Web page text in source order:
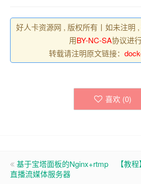
好人卡资源网 , 版权所有丨如未注明
用BY-NC-SA协议进
转载请注明原文链接：
喜欢 (0)
基于宝塔面板的Nginx+rtmp
直播流媒体服务器
【教